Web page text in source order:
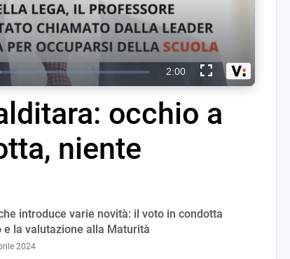
occhio a
niente
introduce varie novità: il voto in condotta
la valutazione alla Maturità
2024